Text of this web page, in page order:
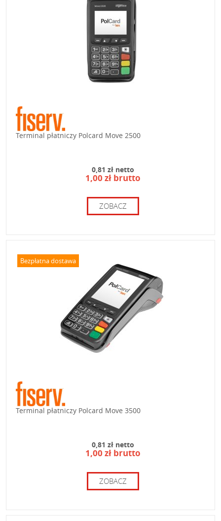
Terminal płatniczy Polcard Move 2500
0,81 zł netto
1,00 zł brutto
ZOBACZ
Bezpłatna dostawa
Terminal płatniczy Polcard Move 3500
0,81 zł netto
1,00 zł brutto
ZOBACZ